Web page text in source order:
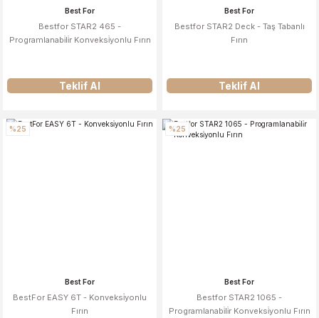
Best For
Bestfor STAR2 465 -
Programlanabi̇li̇r Konveksi̇yonlu Fırın
Teklif Al
Best For
Bestfor STAR2 Deck - Taş Tabanlı
Fırın
Teklif Al
%25
Best For
BestFor EASY 6T - Konveksi̇yonlu
Fırın
%25
Best For
Bestfor STAR2 1065 -
Programlanabi̇li̇r Konveksi̇yonlu Fırın